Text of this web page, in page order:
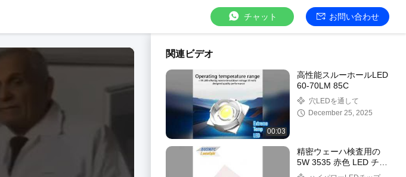
チャット お問い合わせ
関連ビデオ
00:03
高性能スルーホールLED
60-70LM 85C
穴LEDを通して
December 25, 2025
精密ウェーハ検査用の
5W 3535 赤色 LED チッ
プ